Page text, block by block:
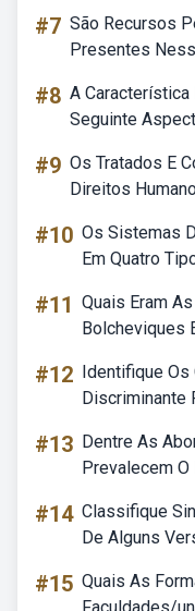
#7 São Recursos
Presentes
#8 A
Seguinte
#9 Os Tratados E
Direitos
#10 Os Sistemas
Em Quatro
#11 Quais Eram
Bolcheviques
#12 Identifique Os
Discriminante
#13 Dentre As
Prevalecem
#14 Classifique
De Alguns
#15 Quais As